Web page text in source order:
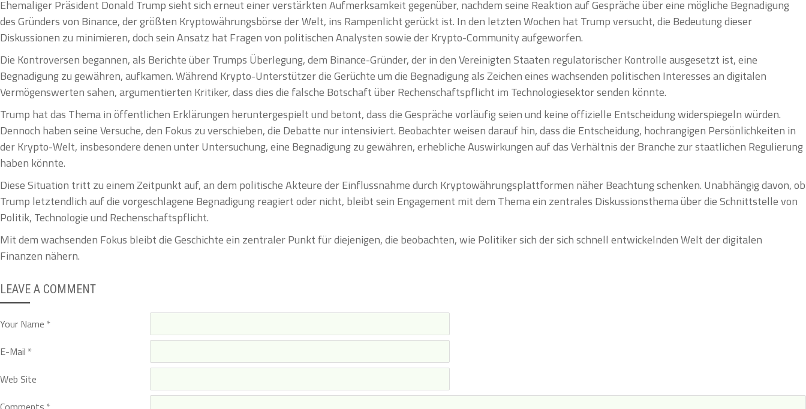
Ehemaliger Präsident Donald Trump sieht sich erneut einer verstärkten Aufmerksamkeit gegenüber, nachdem seine Reaktion auf Gespräche über eine mögliche Begnadigung
des Gründers von Binance, der größten Kryptowährungsbörse der Welt, ins Rampenlicht gerückt ist. In den letzten Wochen hat Trump versucht, die Bedeutung dieser
Diskussionen zu minimieren, doch sein Ansatz hat Fragen von politischen Analysten sowie der Krypto-Community aufgeworfen.
Die Kontroversen begannen, als Berichte über Trumps Überlegung, dem Binance-Gründer, der in den Vereinigten Staaten regulatorischer Kontrolle ausgesetzt ist, eine
Begnadigung zu gewähren, aufkamen. Während Krypto-Unterstützer die Gerüchte um die Begnadigung als Zeichen eines wachsenden politischen Interesses an digitalen
Vermögenswerten sahen, argumentierten Kritiker, dass dies die falsche Botschaft über Rechenschaftspflicht im Technologiesektor senden könnte.
Trump hat das Thema in öffentlichen Erklärungen heruntergespielt und betont, dass die Gespräche vorläufig seien und keine offizielle Entscheidung widerspiegeln würden.
Dennoch haben seine Versuche, den Fokus zu verschieben, die Debatte nur intensiviert. Beobachter weisen darauf hin, dass die Entscheidung, hochrangigen Persönlichkeiten in
der Krypto-Welt, insbesondere denen unter Untersuchung, eine Begnadigung zu gewähren, erhebliche Auswirkungen auf das Verhältnis der Branche zur staatlichen Regulierung
haben könnte.
Diese Situation tritt zu einem Zeitpunkt auf, an dem politische Akteure der Einflussnahme durch Kryptowährungsplattformen näher Beachtung schenken. Unabhängig davon, ob
Trump letztendlich auf die vorgeschlagene Begnadigung reagiert oder nicht, bleibt sein Engagement mit dem Thema ein zentrales Diskussionsthema über die Schnittstelle von
Politik, Technologie und Rechenschaftspflicht.
Mit dem wachsenden Fokus bleibt die Geschichte ein zentraler Punkt für diejenigen, die beobachten, wie Politiker sich der sich schnell entwickelnden Welt der digitalen
Finanzen nähern.
LEAVE A COMMENT
Your Name
E-Mail
Web Site